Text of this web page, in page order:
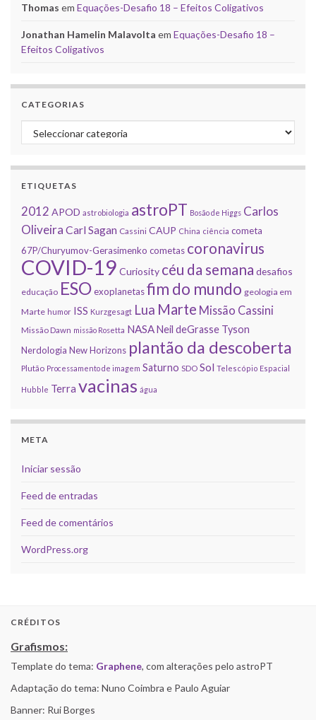
Thomas em Equações-Desafio 18 – Efeitos Coligativos
Jonathan Hamelin Malavolta em Equações-Desafio 18 –
Efeitos Coligativos
CATEGORIAS
Categorias
ETIQUETAS
2012 APOD astrobiologia astroPT Bosão de Higgs Carlos
Oliveira Carl Sagan Cassini CAUP China ciência cometa
67P/Churyumov-Gerasimenko cometas coronavirus
COVID-19 Curiosity céu da semana desafios
educação ESOexoplanetasfim do mundo geologia em
Marte humor ISS Kurzgesagt Lua Marte Missão Cassini
Missão Dawn missão Rosetta NASANeil deGrasse Tyson
Nerdologia New Horizons plantão da descoberta
Plutão Processamento de imagem Saturno SDO Sol Telescópio Espacial
Hubble Terra vacinas água
META
Iniciar sessão
Feed de entradas
Feed de comentários
WordPress.org
CRÉDITOS
Grafismos:
Template do tema: Graphene, com alterações pelo astroPT
Adaptação do tema: Nuno Coimbra e Paulo Aguiar
Banner: Rui Borges